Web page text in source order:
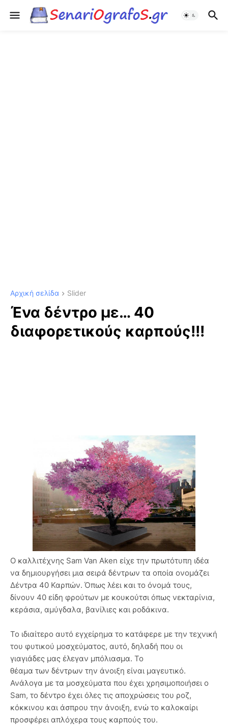
Αρχική σελίδα Slider
Ένα δέντρο με… 40
διαφορετικούς καρπούς!!!
Ο καλλιτέχνης Sam Van Aken είχε την πρωτότυπη ιδέα
να δημιουργήσει μια σειρά δέντρων τα οποία ονομάζει
Δέντρα 40 Καρπών. Όπως λέει και το όνομά τους,
δίνουν 40 είδη φρούτων με κουκούτσι όπως νεκταρίνια,
κεράσια, αμύγδαλα, βανίλιες και ροδάκινα.
Το ιδιαίτερο αυτό εγχείρημα το κατάφερε με την τεχνική
του φυτικού μοσχεύματος, αυτό, δηλαδή που οι
γιαγιάδες μας έλεγαν μπόλιασμα. Το
θέαμα των δέντρων την άνοιξη είναι μαγευτικό.
Ανάλογα με τα μοσχεύματα που έχει χρησιμοποιήσει ο
Sam, το δέντρο έχει όλες τις αποχρώσεις του ροζ,
κόκκινου και άσπρου την άνοιξη, ενώ το καλοκαίρι
προσφέρει απλόχερα τους καρπούς του.